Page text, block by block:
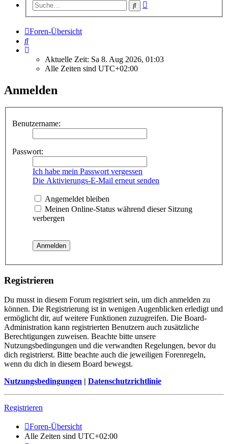
Suche
Foren-Übersicht
Suche
Aktuelle Zeit: Sa 8. Aug 2026, 01:03
Alle Zeiten sind UTC+02:00
Anmelden
Benutzername:
Passwort:
Ich habe mein Passwort vergessen
Die Aktivierungs-E-Mail erneut senden
Angemeldet bleiben
Meinen Online-Status während dieser Sitzung
verbergen
Registrieren
Du musst in diesem Forum registriert sein, um dich anmelden zu
können. Die Registrierung ist in wenigen Augenblicken erledigt und
ermöglicht dir, auf weitere Funktionen zuzugreifen. Die Board-
Administration kann registrierten Benutzern auch zusätzliche
Berechtigungen zuweisen. Beachte bitte unsere
Nutzungsbedingungen und die verwandten Regelungen, bevor du
dich registrierst. Bitte beachte auch die jeweiligen Forenregeln,
wenn du dich in diesem Board bewegst.
Nutzungsbedingungen | Datenschutzrichtlinie
Registrieren
Foren-Übersicht
Alle Zeiten sind UTC+02:00